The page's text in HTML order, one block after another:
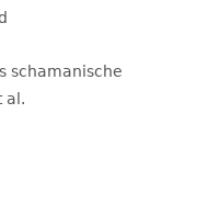
schamanische
al.